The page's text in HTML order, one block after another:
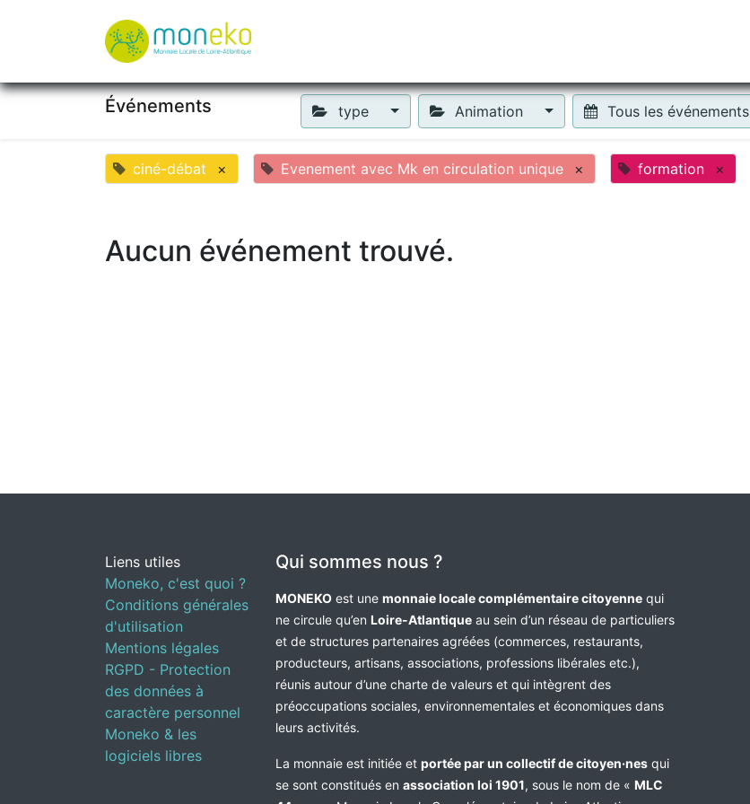
Événements type Animation Tous les événements
ciné-débat × Evenement avec Mk en circulation unique × formation ×
Aucun événement trouvé.
Liens utiles
Moneko, c'est quoi ?
Conditions générales
d'utilisation
Mentions légales
RGPD - Protection
des données à
caractère personnel
Moneko & les
logiciels libres
Qui sommes nous ?
MONEKO est une monnaie locale complémentaire citoyenne qui
ne circule qu’en Loire-Atlantique au sein d’un réseau de particuliers
et de structures partenaires agréées (commerces, restaurants,
producteurs, artisans, associations, professions libérales etc.),
réunis autour d’une charte de valeurs et qui intègrent des
préoccupations sociales, environnementales et économiques dans
leurs activités.
La monnaie est initiée et portée par un collectif de citoyen·nes qui
se sont constitués en association loi 1901, sous le nom de « MLC